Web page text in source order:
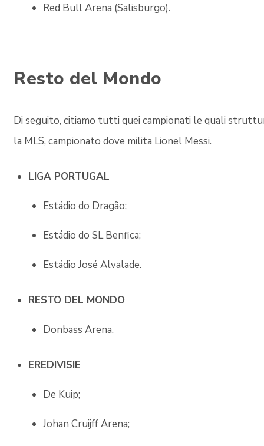
Red Bull Arena (Salisburgo).
Resto del Mondo
Di seguito, citiamo tutti quei campionati le quali
la MLS, campionato dove milita Lionel Messi.
LIGA PORTUGAL
Estádio do Dragão;
Estádio do SL Benfica;
Estádio José Alvalade.
RESTO DEL MONDO
Donbass Arena.
EREDIVISIE
De Kuip;
Johan Cruijff Arena;